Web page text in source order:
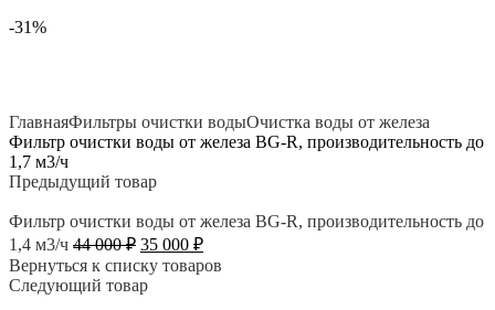
-31%
ГлавнаяФильтры очистки водыОчистка воды от железа
Фильтр очистки воды от железа BG-R, производительность до
1,7 м3/ч
Предыдущий товар
Фильтр очистки воды от железа BG-R, производительность до
1,4 м3/ч 44 000₽ Первоначальная
цена
составляла
44
35 000 ₽Текущая
цена:
Вернуться к списку товаров
Следующий товар